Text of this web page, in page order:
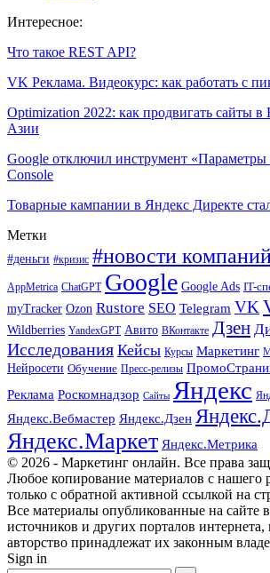
Интересное:
Что такое REST API?
VK Реклама. Видеокурс: как работать с
Optimization 2022: как продвигать сайты
Азии
Google отключил инструмент «Параметры
Console
Товарные кампании в Яндекс Директе
Метки
#деньги #кризис #новости
AppMetrica ChatGPT Google Google Ads IT-
myTracker Ozon Rustore SEO Telegram VK
Wildberries YandexGPT Авито ВКонтакте Дзен
Исследования Кейсы Курсы Маркетинг
Нейросети Обучение Пресс-релизы
Реклама Роскомнадзор Сайты Яндекс
Яндекс.Вебмастер Яндекс.Дзен
Яндекс.Маркет Яндекс.Метрика
© 2026 - Маркетинг онлайн. Все права
Любое копирование материалов с нашего
только с обратной активной ссылкой на
Все материалы опубликованные на сайте
источников и других порталов интернета,
авторство принадлежат их законным
Sign in